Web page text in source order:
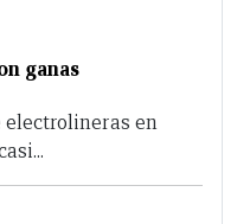
ganas
electrolineras en